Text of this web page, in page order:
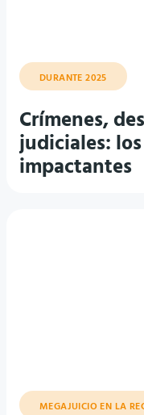
Crímenes,
judiciales: los
impactantes
Giro en el
transportista